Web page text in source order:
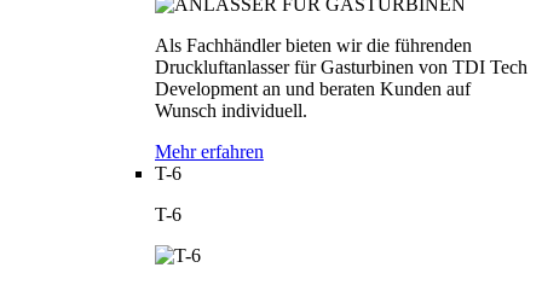
Als Fachhändler bieten wir die führenden
Druckluftanlasser für Gasturbinen von TDI Tech
Development an und beraten Kunden auf
Wunsch individuell.
Mehr erfahren
T-6
T-6